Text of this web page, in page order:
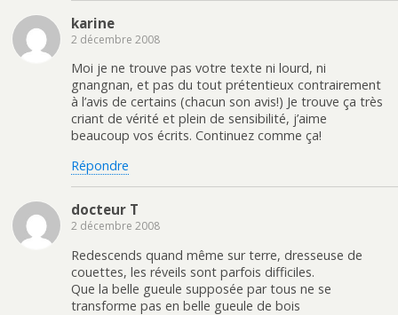
karine
2 décembre 2008
Moi je ne trouve pas votre texte ni lourd, ni
gnangnan, et pas du tout prétentieux contrairement
à l’avis de certains (chacun son avis!) Je trouve ça très
criant de vérité et plein de sensibilité, j’aime
beaucoup vos écrits. Continuez comme ça!
Répondre
docteur T
2 décembre 2008
Redescends quand même sur terre, dresseuse de
couettes, les réveils sont parfois difficiles.
Que la belle gueule supposée par tous ne se
transforme pas en belle gueule de bois